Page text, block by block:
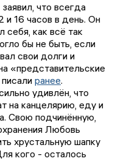
что всегда
и 16 часов в день. Он
себя, как всё так
бы не быть, если
свои долги и
«представительские
ранее.
удивлён, что
на канцелярию, еду и
Свою подчинённую,
Любовь
хрустальную шапку
кого - осталось